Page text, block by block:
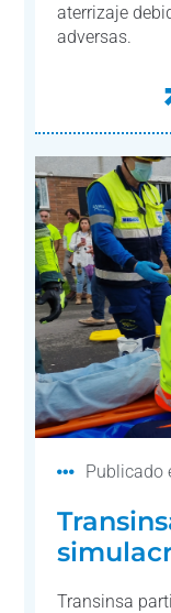
aterrizaje
adversas.
Publicado
Transinsa